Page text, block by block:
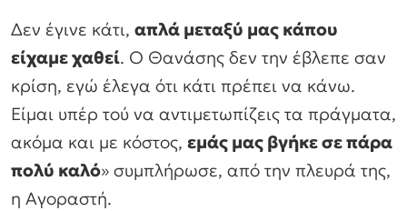
Δεν έγινε κάτι, απλά μεταξύ μας κάπου
είχαμε χαθεί. Ο Θανάσης δεν την έβλεπε σαν
κρίση, εγώ έλεγα ότι κάτι πρέπει να κάνω.
Είμαι υπέρ τού να αντιμετωπίζεις τα πράγματα,
ακόμα και με κόστος, εμάς μας βγήκε σε πάρα
πολύ καλό» συμπλήρωσε, από την πλευρά της,
η Αγοραστή.